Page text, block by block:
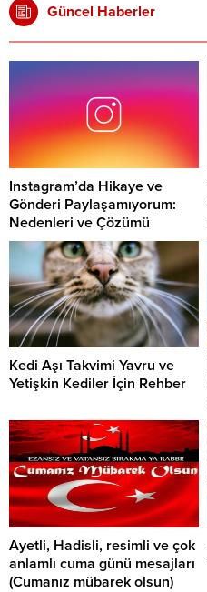
Güncel Haberler
Instagram’da Hikaye ve
Gönderi Paylaşamıyorum:
Nedenleri ve Çözümü
Kedi Aşı Takvimi Yavru ve
Yetişkin Kediler İçin Rehber
Ayetli, Hadisli, resimli ve çok
anlamlı cuma günü mesajları
(Cumanız mübarek olsun)